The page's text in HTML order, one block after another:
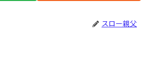
スロー親父